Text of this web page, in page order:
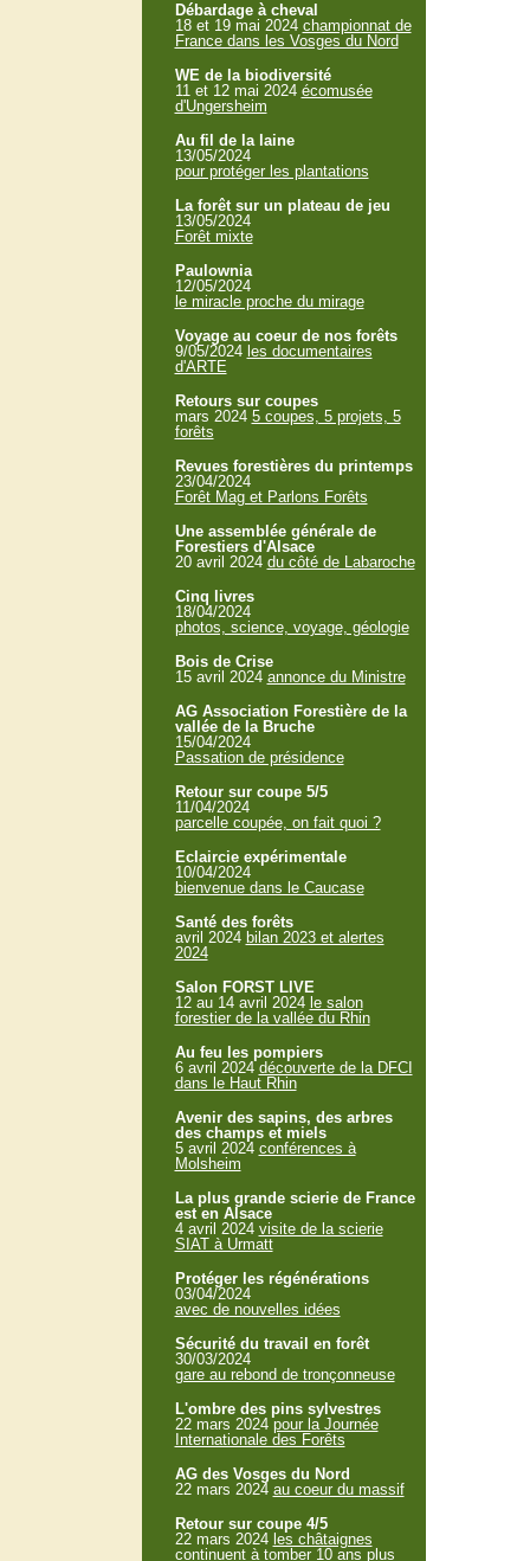
Débardage à cheval
18 et 19 mai 2024 championnat de
France dans les Vosges du Nord
WE de la biodiversité
11 et 12 mai 2024 écomusée
d'Ungersheim
Au fil de la laine
13/05/2024
pour protéger les plantations
La forêt sur un plateau de jeu
13/05/2024
Forêt mixte
Paulownia
12/05/2024
le miracle proche du mirage
Voyage au coeur de nos forêts
9/05/2024 les documentaires
d'ARTE
Retours sur coupes
mars 2024 5 coupes, 5 projets, 5
forêts
Revues forestières du printemps
23/04/2024
Forêt Mag et Parlons Forêts
Une assemblée générale de
Forestiers d'Alsace
20 avril 2024 du côté de Labaroche
Cinq livres
18/04/2024
photos, science, voyage, géologie
Bois de Crise
15 avril 2024 annonce du Ministre
AG Association Forestière de la
vallée de la Bruche
15/04/2024
Passation de présidence
Retour sur coupe 5/5
11/04/2024
parcelle coupée, on fait quoi ?
Eclaircie expérimentale
10/04/2024
bienvenue dans le Caucase
Santé des forêts
avril 2024 bilan 2023 et alertes
2024
Salon FORST LIVE
12 au 14 avril 2024 le salon
forestier de la vallée du Rhin
Au feu les pompiers
6 avril 2024 découverte de la DFCI
dans le Haut Rhin
Avenir des sapins, des arbres
des champs et miels
5 avril 2024 conférences à
Molsheim
La plus grande scierie de France
est en Alsace
4 avril 2024 visite de la scierie
SIAT à Urmatt
Protéger les régénérations
03/04/2024
avec de nouvelles idées
Sécurité du travail en forêt
30/03/2024
gare au rebond de tronçonneuse
L'ombre des pins sylvestres
22 mars 2024 pour la Journée
Internationale des Forêts
AG des Vosges du Nord
22 mars 2024 au coeur du massif
Retour sur coupe 4/5
22 mars 2024 les châtaignes
continuent à tomber 10 ans plus